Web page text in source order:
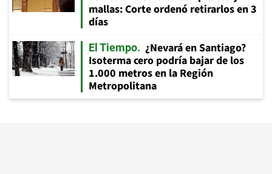
mallas: Corte ordenó retirarlos en 3
días
El Tiempo
¿Nevará en Santiago?
Isoterma cero podría bajar de los
1.000 metros en la Región
Metropolitana